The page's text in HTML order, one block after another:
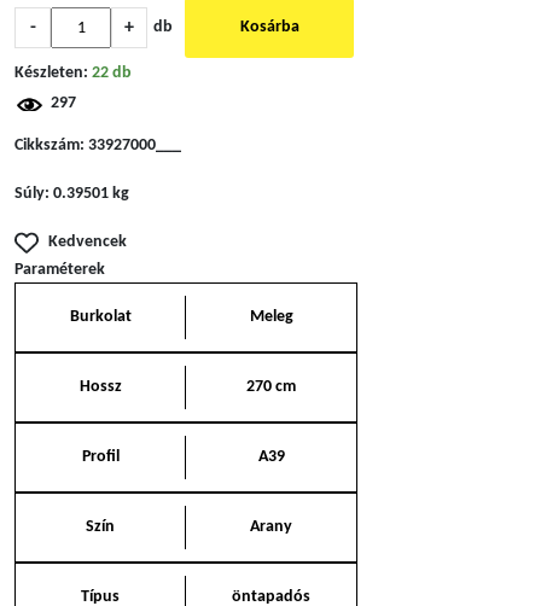
- + db Kosárba
Készleten: 22 db
297
Cikkszám: 33927000___
Súly: 0.39501 kg
Kedvencek
Paraméterek
Burkolat Meleg
Hossz 270 cm
Profil A39
Szín Arany
Típus öntapadós